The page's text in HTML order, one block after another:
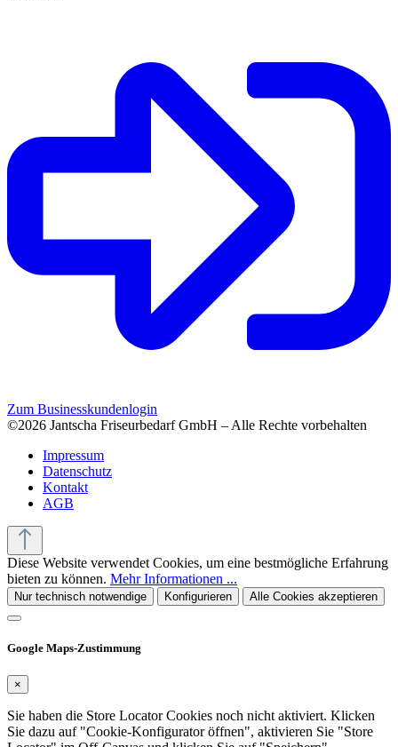
Zum Businesskundenlogin
©2026 Jantscha Friseurbedarf GmbH – Alle Rechte vorbehalten
Impressum
Datenschutz
Kontakt
AGB
Diese Website verwendet Cookies, um eine bestmögliche Erfahrung
bieten zu können. Mehr Informationen ...
Nur technisch notwendige Konfigurieren Alle Cookies akzeptieren
Google Maps-Zustimmung
×
Sie haben die Store Locator Cookies noch nicht aktiviert. Klicken
Sie dazu auf "Cookie-Konfigurator öffnen", aktivieren Sie "Store